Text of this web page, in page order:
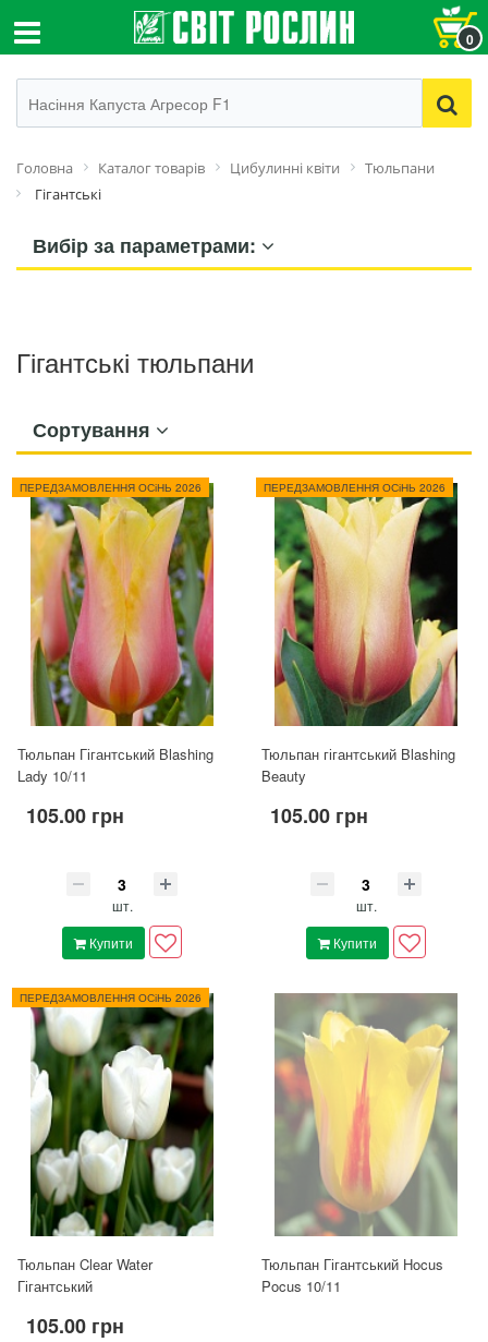
0
Головна Каталог товарів Цибулинні квіти
Тюльпани
Гігантські
Вибір за параметрами:
Гігантські тюльпани
Сортування
ПЕРЕДЗАМОВЛЕННЯ ОСіНЬ 2026
Тюльпан Гігантський Blashing
Lady 10/11
105.00 грн
шт.
Купити
ПЕРЕДЗАМОВЛЕННЯ ОСіНЬ 2026
Тюльпан гігантський Blashing
Beauty
105.00 грн
шт.
Купити
ПЕРЕДЗАМОВЛЕННЯ ОСіНЬ 2026
Тюльпан Clear Water
Гігантський
105.00 грн
Тюльпан Гігантський Hocus
Pocus 10/11